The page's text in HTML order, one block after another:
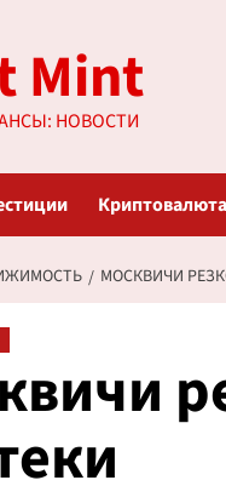
Mint
НОВОСТИ
Криптовалюта
МОСКВИЧИ